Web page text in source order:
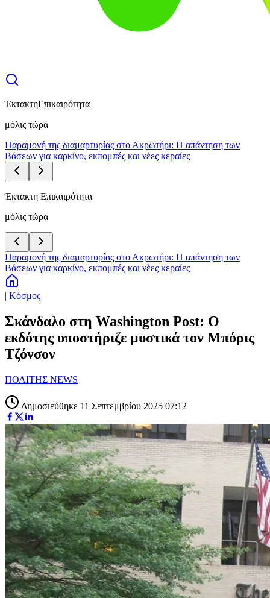
ΈκτακτηΕπικαιρότητα
μόλις τώρα
Παραμονή της διαμαρτυρίας στο Ακρωτήρι: Η απάντηση των
Βάσεων για καρκίνο, εκπομπές και νέες κεραίες
Έκτακτη Επικαιρότητα
μόλις τώρα
Παραμονή της διαμαρτυρίας στο Ακρωτήρι: Η απάντηση των
Βάσεων για καρκίνο, εκπομπές και νέες κεραίες
| Κόσμος
Σκάνδαλο στη Washington Post: Ο
εκδότης υποστήριζε μυστικά τον Μπόρις
Τζόνσον
ΠΟΛΙΤΗΣ NEWS
Δημοσιεύθηκε 11 Σεπτεμβρίου 2025 07:12